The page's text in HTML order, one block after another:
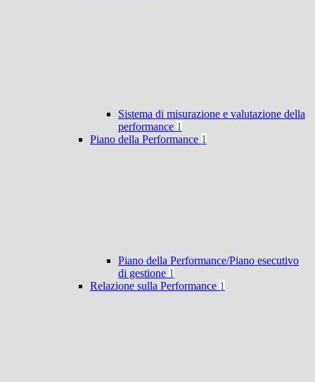
Sistema di misurazione e valutazione della
performance 1
Piano della Performance 1
Piano della Performance/Piano esecutivo
di gestione 1
Relazione sulla Performance 1